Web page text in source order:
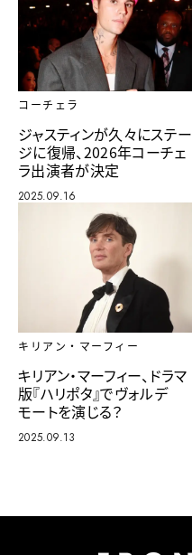
コーチェラ
ジャスティンが久々にステー
ジに復帰、2026年コーチェ
ラ出演者が決定
2025.09.16
キリアン・マーフィー
キリアン・マーフィー、ドラマ
版『ハリポタ』でヴォルデ
モートを演じる？
2025.09.13